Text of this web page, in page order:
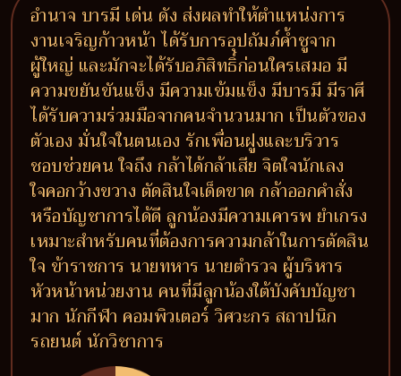
อำนาจ บารมี เด่น ดัง ส่งผลทำให้ตำแหน่งการ
งานเจริญก้าวหน้า ได้รับการอุปถัมภ์ค้ำชูจาก
ผู้ใหญ่ และมักจะได้รับอภิสิทธิ์ก่อนใครเสมอ มี
ความขยันขันแข็ง มีความเข้มแข็ง มีบารมี มีราศี
ได้รับความร่วมมือจากคนจำนวนมาก เป็นตัวของ
ตัวเอง มั่นใจในตนเอง รักเพื่อนฝูงและบริวาร
ชอบช่วยคน ใจถึง กล้าได้กล้าเสีย จิตใจนักเลง
ใจคอกว้างขวาง ตัดสินใจเด็ดขาด กล้าออกคำสั่ง
หรือบัญชาการได้ดี ลูกน้องมีความเคารพ ยำเกรง
เหมาะสำหรับคนที่ต้องการความกล้าในการตัดสิน
ใจ ข้าราชการ นายทหาร นายตำรวจ ผู้บริหาร
หัวหน้าหน่วยงาน คนที่มีลูกน้องใต้บังคับบัญชา
มาก นักกีฬา คอมพิวเตอร์ วิศวะกร สถาปนิก
รถยนต์ นักวิชาการ